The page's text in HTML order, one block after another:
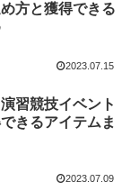
方と獲得できる
2023.07.15
習競技イベント
きるアイテムま
2023.07.09